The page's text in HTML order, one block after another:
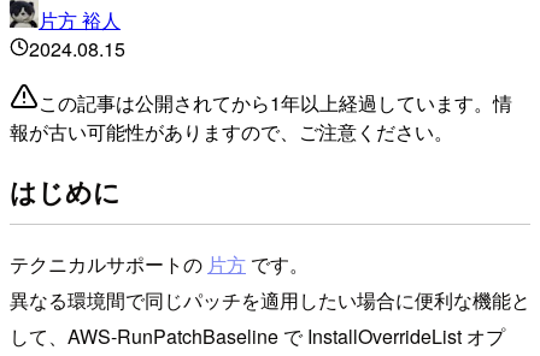
片方 裕人
2024.08.15
この記事は公開されてから1年以上経過しています。情
報が古い可能性がありますので、ご注意ください。
はじめに
テクニカルサポートの 片方 です。
異なる環境間で同じパッチを適⽤したい場合に便利な機能と
して、AWS-RunPatchBaseline で InstallOverrideList オプ